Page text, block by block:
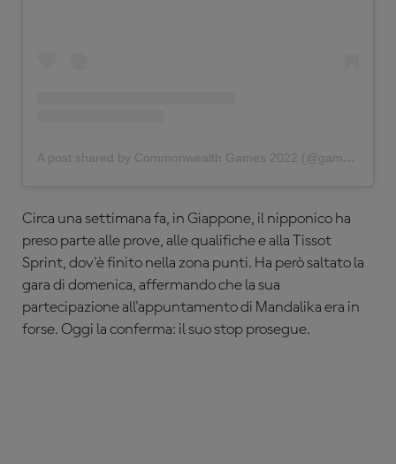
A post shared by Commonwealth Games 2022 (@gamescommonwealth)
Circa una settimana fa, in Giappone, il nipponico ha
preso parte alle prove, alle qualifiche e alla Tissot
Sprint, dov'è finito nella zona punti. Ha però saltato la
gara di domenica, affermando che la sua
partecipazione all'appuntamento di Mandalika era in
forse. Oggi la conferma: il suo stop prosegue.